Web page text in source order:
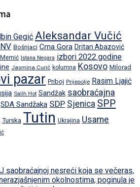
Gegić Aleksandar Vučić
Bošnjaci Crna Gora Dritan Abazović
Istana Negara izbori 2022.godine
Jasmina Curić kolumna Kosovo Milorad
pazar Priboj Prijepolje Rasim Ljajić
Salih Hot Sandžak saobraćajna
SDA Sandžaka SDP Sjenica SPP
Turska Tutin Ukrajina Usame